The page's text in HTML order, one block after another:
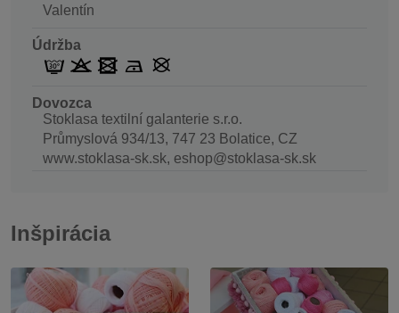
Valentín
Údržba
Dovozca
Stoklasa textilní galanterie s.r.o.
Průmyslová 934/13, 747 23 Bolatice, CZ
www.stoklasa-sk.sk, eshop@stoklasa-sk.sk
Inšpirácia